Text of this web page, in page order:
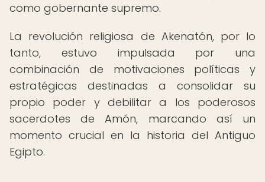
como gobernante supremo.
La revolución religiosa de Akenatón, por lo
tanto, estuvo impulsada por una
combinación de motivaciones políticas y
estratégicas destinadas a consolidar su
propio poder y debilitar a los poderosos
sacerdotes de Amón, marcando así un
momento crucial en la historia del Antiguo
Egipto.